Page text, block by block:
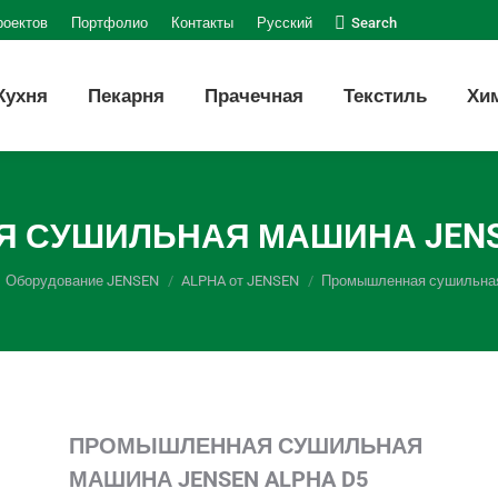
Портфолио Контакты Русский Поиск:
Search
Пекарня Прачечная Текстиль
МАШИНА
Оборудование JENSEN ALPHA от JENSEN Промышленная
ПРОМЫШЛЕННАЯ СУШИЛЬНАЯ
МАШИНА JENSEN ALPHA D5